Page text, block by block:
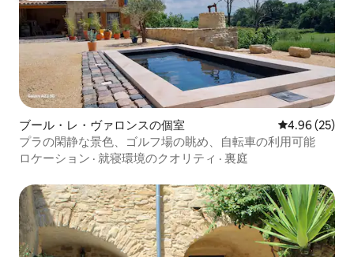
ブール・レ・ヴァロンスの個室 レビュー25
4.96 (25)
プラの閑静な景色、ゴルフ場の眺め、自転車の利用可能
ロケーション · 就寝環境のクオリティ · 裏庭